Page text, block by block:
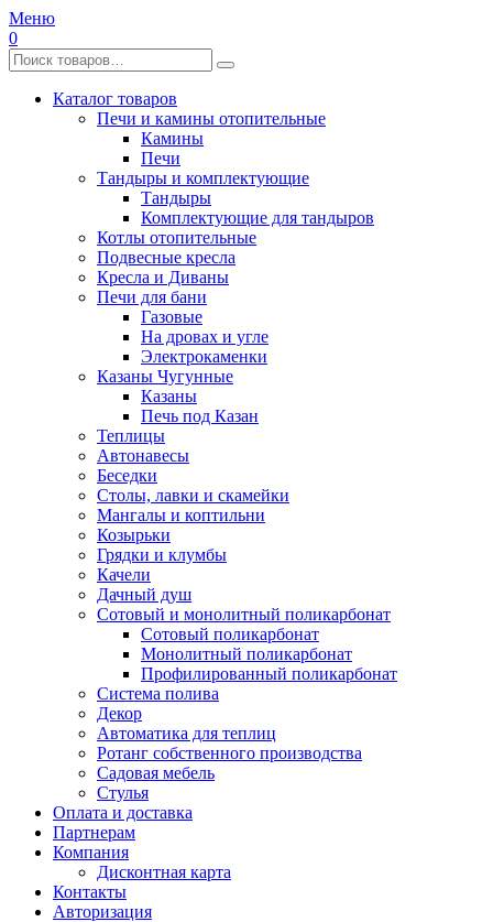
Меню
0
Каталог товаров
Печи и камины отопительные
Камины
Печи
Тандыры и комплектующие
Тандыры
Комплектующие для тандыров
Котлы отопительные
Подвесные кресла
Кресла и Диваны
Печи для бани
Газовые
На дровах и угле
Электрокаменки
Казаны Чугунные
Казаны
Печь под Казан
Теплицы
Автонавесы
Беседки
Столы, лавки и скамейки
Мангалы и коптильни
Козырьки
Грядки и клумбы
Качели
Дачный душ
Сотовый и монолитный поликарбонат
Сотовый поликарбонат
Монолитный поликарбонат
Профилированный поликарбонат
Система полива
Декор
Автоматика для теплиц
Ротанг собственного производства
Садовая мебель
Стулья
Оплата и доставка
Партнерам
Компания
Дисконтная карта
Контакты
Авторизация